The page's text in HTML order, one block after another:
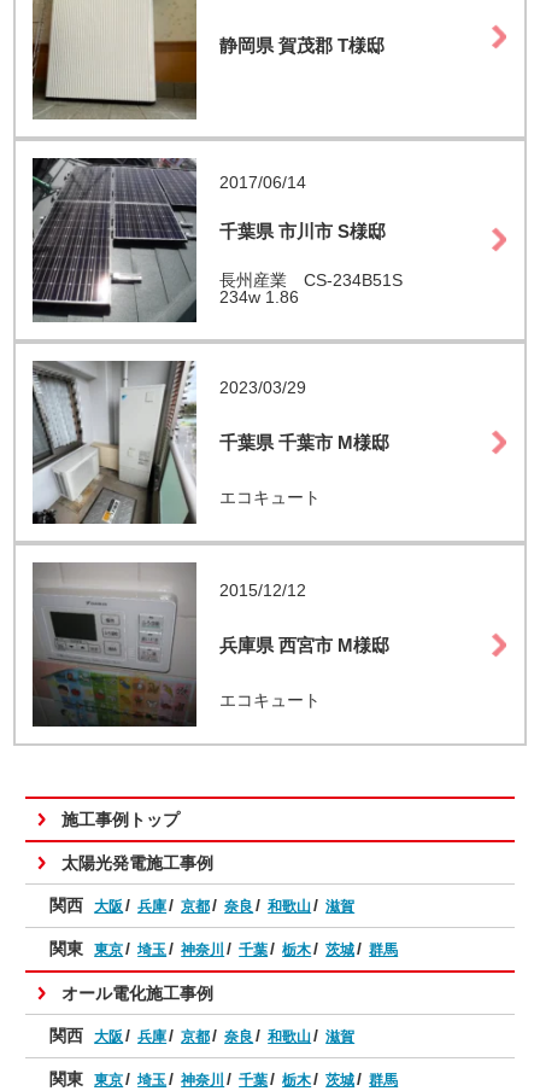
静岡県 賀茂郡 T様邸
2017/06/14
千葉県 市川市 S様邸
長州産業 CS-234B51S
234w 1.86
2023/03/29
千葉県 千葉市 M様邸
エコキュート
2015/12/12
兵庫県 西宮市 M様邸
エコキュート
施工事例トップ
太陽光発電施工事例
関西 大阪 兵庫 京都 奈良 和歌山 滋賀
関東 東京 埼玉 神奈川 千葉 栃木 茨城 群馬
オール電化施工事例
関西 大阪 兵庫 京都 奈良 和歌山 滋賀
関東 東京 埼玉 神奈川 千葉 栃木 茨城 群馬